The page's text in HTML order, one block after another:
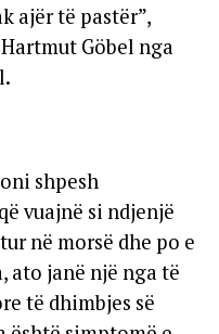
ajër të pastër”,
Göbel nga
shpesh
vuajnë si ndjenjë
në morsë dhe po e
ato janë një nga të
të dhimbjes së